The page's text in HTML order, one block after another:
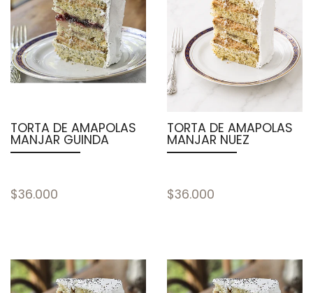
TORTA DE AMAPOLAS
MANJAR GUINDA
$36.000
TORTA DE AMAPOLAS
MANJAR NUEZ
$36.000